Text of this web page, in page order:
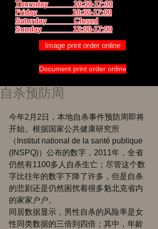
Thursday 10:30-17:00
Friday 10:30-17:00
Saturday Closed
Sunday 12:00-17:00
Image print order online
Document print order online
自杀预防周
今年2月2日，本地自杀事件预防周即将
开始。根据国家公共健康研究所
（Institut national de la santé publique
(INSPQ)）公布的数字，2011年，全省
仍然有1100多人自杀生亡；尽管这个数
字比往年的数字下降了许多，但是自杀
的悲剧还是仍然困扰着很多魁北克省内
的家家户户。
同居数据显示，男性自杀的风险率是女
性同类数据的三倍到四倍；其中，年龄